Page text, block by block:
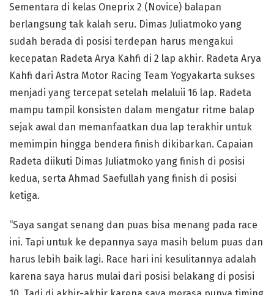
Sementara di kelas Oneprix 2 (Novice) balapan
berlangsung tak kalah seru. Dimas Juliatmoko yang
sudah berada di posisi terdepan harus mengakui
kecepatan Radeta Arya Kahfi di 2 lap akhir. Radeta Arya
Kahfi dari Astra Motor Racing Team Yogyakarta sukses
menjadi yang tercepat setelah melaluii 16 lap. Radeta
mampu tampil konsisten dalam mengatur ritme balap
sejak awal dan memanfaatkan dua lap terakhir untuk
memimpin hingga bendera finish dikibarkan. Capaian
Radeta diikuti Dimas Juliatmoko yang finish di posisi
kedua, serta Ahmad Saefullah yang finish di posisi
ketiga.
“Saya sangat senang dan puas bisa menang pada race
ini. Tapi untuk ke depannya saya masih belum puas dan
harus lebih baik lagi. Race hari ini kesulitannya adalah
karena saya harus mulai dari posisi belakang di posisi